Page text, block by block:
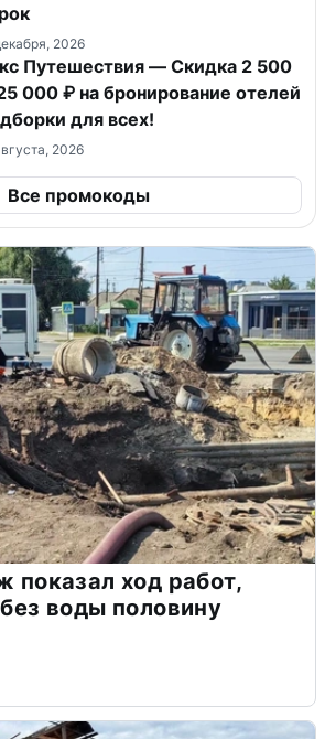
2026
Путешествия — Скидка 2 500
000 ₽ на бронирование отелей
для всех!
2026
Все промокоды
показал ход работ,
воды половину